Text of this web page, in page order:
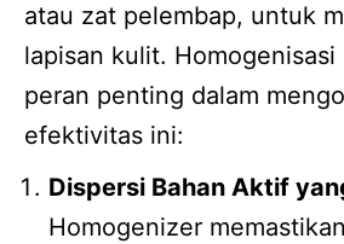
atau zat pelembap, untuk
lapisan kulit. Homogenisasi
peran penting dalam
efektivitas ini:
Dispersi Bahan Aktif
Homogenizer